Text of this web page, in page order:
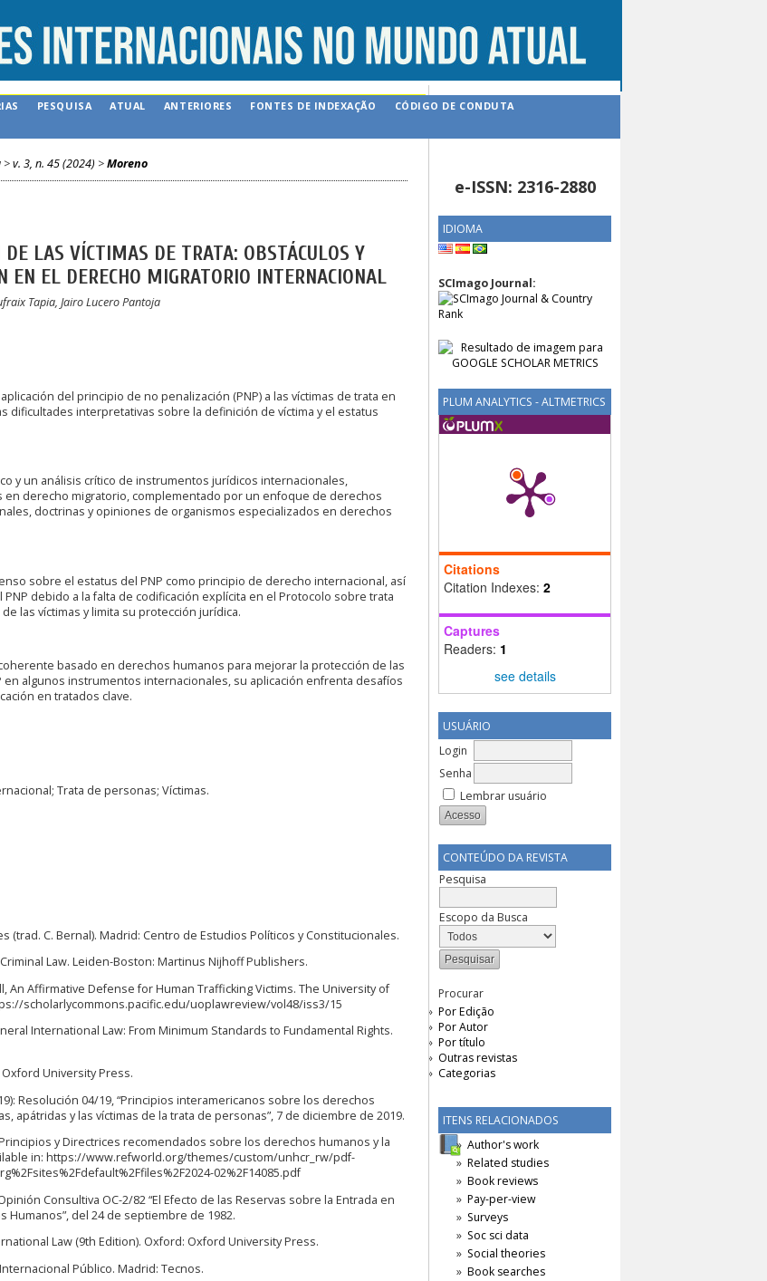
e-ISSN: 2316-2880
IDIOMA
SCImago Journal:
PLUM ANALYTICS - ALTMETRICS
Citations
Citation Indexes: 2
Captures
Readers: 1
see details
USUÁRIO
Login
Senha
Lembrar usuário
CONTEÚDO DA REVISTA
Pesquisa
Escopo da Busca
Procurar
Por Edição
Por Autor
Por título
Outras revistas
Categorias
ITENS RELACIONADOS
Author's work
Related studies
Book reviews
Pay-per-view
Surveys
Soc sci data
Social theories
Book searches
PESQUISA ATUAL ANTERIORES FONTES DE INDEXAÇÃO
CÓDIGO DE CONDUTA
>v. 3, n. 45 (2024) >Moreno
LAS VÍCTIMAS DE TRATA: OBSTÁCULOS Y
EN EL DERECHO MIGRATORIO INTERNACIONAL
Tapia, Jairo Lucero Pantoja
del principio de no penalización (PNP) a las víctimas de trata en
dificultades interpretativas sobre la definición de víctima y el estatus
y un análisis crítico de instrumentos jurídicos internacionales,
en derecho migratorio, complementado por un enfoque de derechos
doctrinas y opiniones de organismos especializados en derechos
sobre el estatus del PNP como principio de derecho internacional, así
debido a la falta de codificación explícita en el Protocolo sobre trata
las víctimas y limita su protección jurídica.
basado en derechos humanos para mejorar la protección de las
en algunos instrumentos internacionales, su aplicación enfrenta desafíos
en tratados clave.
Trata de personas; Víctimas.
(trad. C. Bernal). Madrid: Centro de Estudios Políticos y Constitucionales.
Law. Leiden-Boston: Martinus Nijhoff Publishers.
An Affirmative Defense for Human Trafficking Victims. The University of
scholarlycommons.pacific.edu/uoplawreview/vol48/iss3/15
International Law: From Minimum Standards to Fundamental Rights.
University Press.
Resolución 04/19, “Principios interamericanos sobre los derechos
apátridas y las víctimas de la trata de personas”, 7 de diciembre de 2019.
y Directrices recomendados sobre los derechos humanos y la
in: https://www.refworld.org/themes/custom/unhcr_rw/pdf-
02%2F14085.pdf
Consultiva OC-2/82 “El Efecto de las Reservas sobre la Entrada en
Humanos”, del 24 de septiembre de 1982.
Law (9th Edition). Oxford: Oxford University Press.
Público. Madrid: Tecnos.